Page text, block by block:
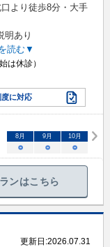
口より徒歩8分・大手
明あり
読む▼
は休診）
に対応
8月 9月 10月
○ ○ ○
ンはこちら
更新日:2026.07.31